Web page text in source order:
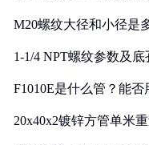
M20螺纹大径和小径是
1-1/4 NPT螺纹参数及
F1010E是什么管？能否
20x40x2镀锌方管单米